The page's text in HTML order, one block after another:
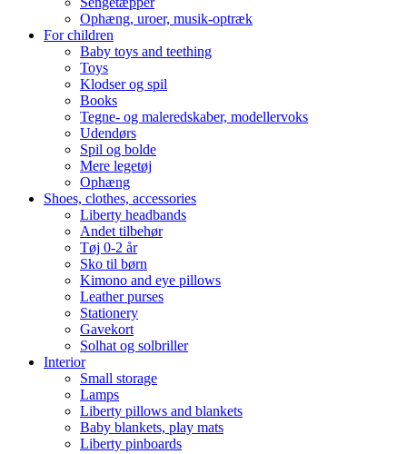
Ophæng, uroer, musik-optræk
For children
Baby toys and teething
Toys
Klodser og spil
Books
Tegne- og maleredskaber, modellervoks
Udendørs
Spil og bolde
Mere legetøj
Ophæng
Shoes, clothes, accessories
Liberty headbands
Andet tilbehør
Tøj 0-2 år
Sko til børn
Kimono and eye pillows
Leather purses
Stationery
Gavekort
Solhat og solbriller
Interior
Small storage
Lamps
Liberty pillows and blankets
Baby blankets, play mats
Liberty pinboards